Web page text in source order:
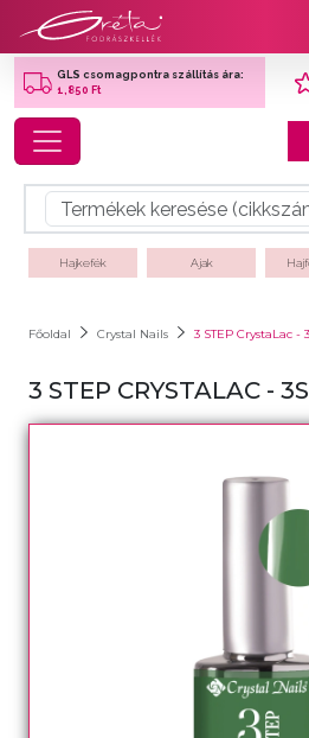
GLS csomagpontra szállítás ára:
1,850 Ft
Toggle navigation
Hajkefék Ajak
Főoldal Crystal Nails 3 STEP CrystaLac -
3 STEP CRYSTALAC -